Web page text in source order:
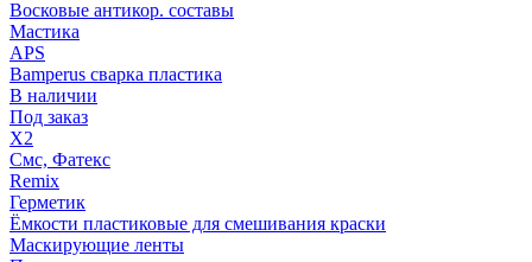
Восковые антикор. составы
Мастика
APS
Bamperus сварка пластика
В наличии
Под заказ
X2
Смс, Фатекс
Remix
Герметик
Ёмкости пластиковые для смешивания краски
Маскирующие ленты